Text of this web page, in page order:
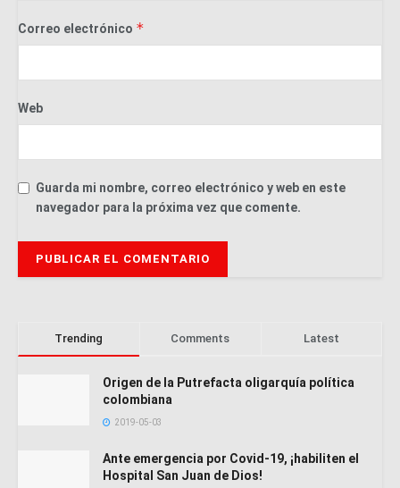
Correo electrónico *
Web
Guarda mi nombre, correo electrónico y web en este
navegador para la próxima vez que comente.
Trending Comments Latest
Origen de la Putrefacta oligarquía política
colombiana
2019-05-03
Ante emergencia por Covid-19, ¡habiliten el
Hospital San Juan de Dios!